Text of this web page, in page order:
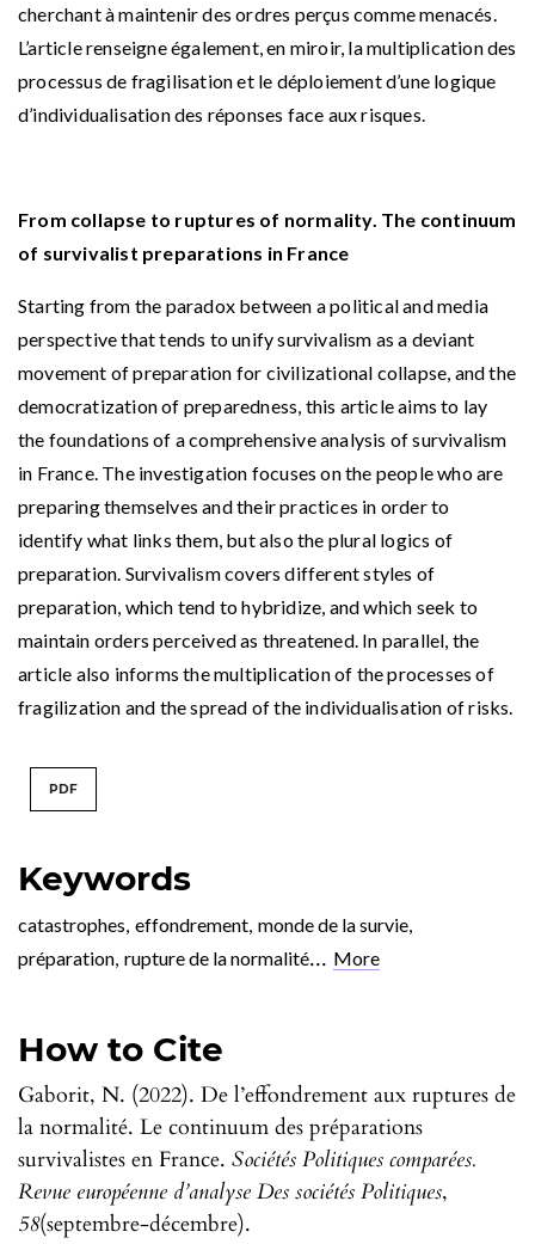
Keywords
catastrophes effondrement monde de la survie
préparation rupture de la normalité... More
How to Cite
Gaborit, N. (2022). De l’effondrement aux ruptures de
la normalité. Le continuum des préparations
survivalistes en France. Sociétés Politiques comparées.
Revue européenne d’analyse Des sociétés Politiques,
58(septembre-décembre).
cherchant à maintenir des ordres perçus comme menacés.
L’article renseigne également, en miroir, la multiplication des
processus de fragilisation et le déploiement d’une logique
d’individualisation des réponses face aux risques.
From collapse to ruptures of normality. The continuum
of survivalist preparations in France
Starting from the paradox between a political and media
perspective that tends to unify survivalism as a deviant
movement of preparation for civilizational collapse, and the
democratization of preparedness, this article aims to lay
the foundations of a comprehensive analysis of survivalism
in France. The investigation focuses on the people who are
preparing themselves and their practices in order to
identify what links them, but also the plural logics of
preparation. Survivalism covers different styles of
preparation, which tend to hybridize, and which seek to
maintain orders perceived as threatened. In parallel, the
article also informs the multiplication of the processes of
fragilization and the spread of the individualisation of risks.
PDF